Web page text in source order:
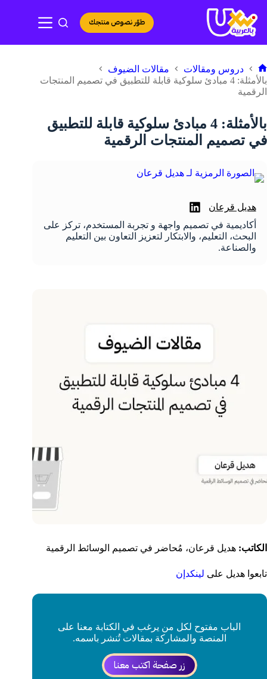
إلى
المحتوى
طوّر نصوص منتجك
الرئيسية
دروس ومقالات
مقالات الضيوف
بالأمثلة: 4 مبادئ سلوكية قابلة للتطبيق في تصميم المنتجات
الرقمية
بالأمثلة: 4 مبادئ سلوكية قابلة للتطبيق
في تصميم المنتجات الرقمية
هديل قرعان
أكاديمية في تصميم واجهة و تجربة المستخدم، تركز على
البحث، التعليم، والابتكار لتعزيز التعاون بين التعليم
والصناعة.
الكاتب: هديل قرعان، مُحاضر في تصميم الوسائط الرقمية
تابعوا هديل على لينكدإن
الباب مفتوح لكل من يرغب في الكتابة معنا على
المنصة والمشاركة بمقالات تُنشر باسمه.
زر صفحة اكتب معنا